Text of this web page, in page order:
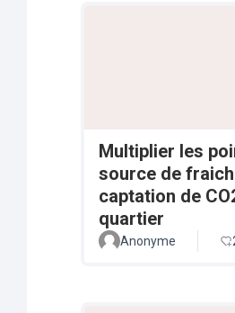
Multiplier les
source de
captation de
quartier
Anonyme